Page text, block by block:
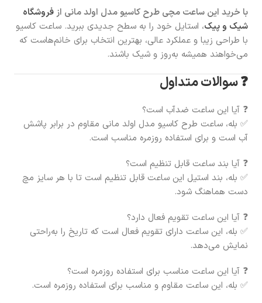
با خرید این ساعت مچی طرح کاسیو مدل اولد مانی ازفروشگاه
شیک و پیک، استایل خود را به سطح جدیدی ببرید. ساعت کاسیو
با طراحی زیبا و عملکرد عالی، بهترین انتخاب برای خانم‌هاست که
می‌خواهند همیشه به‌روز و شیک باشند.
❓ سوالات متداول
❓ آیا این ساعت ضدآب است؟
✅ بله، ساعت طرح کاسیو مدل اولد مانی مقاوم در برابر پاشش
آب است و برای استفاده روزمره مناسب است.
❓ آیا بند ساعت قابل تنظیم است؟
✅ بله، بند استیل این ساعت قابل تنظیم است تا با هر سایز مچ
دست هماهنگ شود.
❓ آیا این ساعت تقویم فعال دارد؟
✅ بله، این ساعت دارای تقویم فعال است که تاریخ را به‌راحتی
نمایش می‌دهد.
❓ آیا این ساعت مناسب برای استفاده روزمره است؟
✅ بله، این ساعت مقاوم و مناسب برای استفاده روزمره است.